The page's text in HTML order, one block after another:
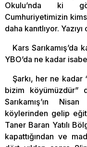
Okulu’nda ki
Cumhuriyetimizin
daha kanıtlıyor.
Kars Sarıkamış’da
YBO’da ne kadar
Şarkı, her ne
bizim
Sarıkamış’ın
köylerinden gelip
Taner Baran Yatılı
kapattığından ve